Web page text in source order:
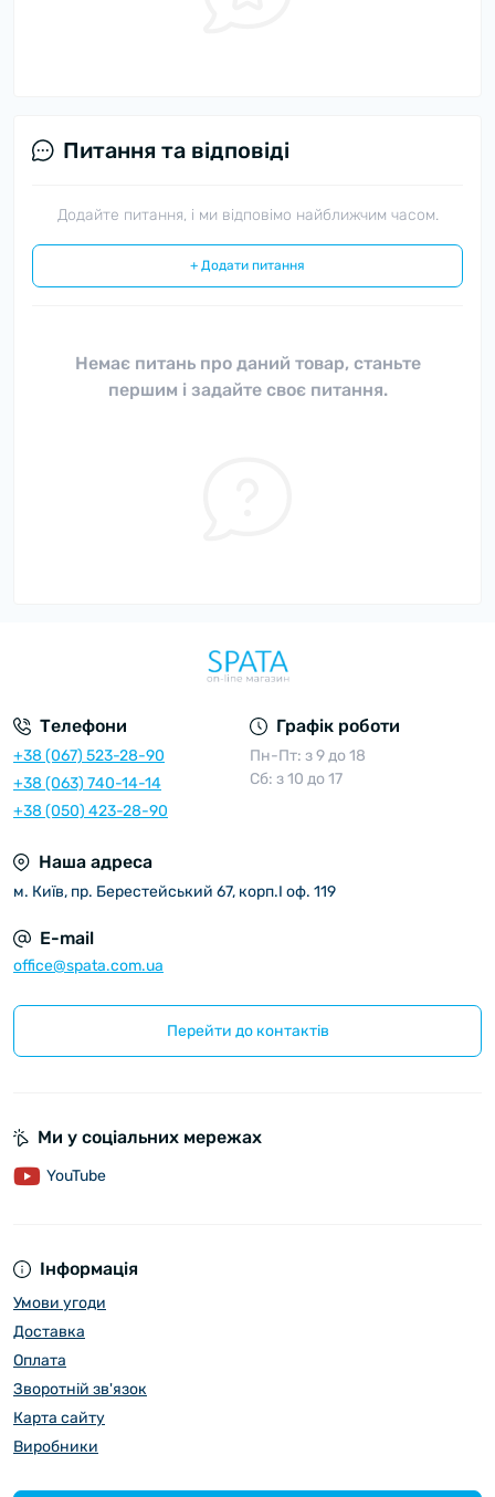
Питання та відповіді
Додайте питання, і ми відповімо найближчим часом.
+ Додати питання
Немає питань про даний товар, станьте
першим і задайте своє питання.
Телефони
+38 (067) 523-28-90
+38 (063) 740-14-14
+38 (050) 423-28-90
Графік роботи
Пн-Пт: з 9 до 18
Сб: з 10 до 17
Наша адреса
м. Київ, пр. Берестейський 67, корп.I оф. 119
E-mail
office@spata.com.ua
Перейти до контактів
Інформація
Умови угоди
Доставка
Оплата
Зворотній зв'язок
Карта сайту
Виробники
Ми у соціальних мережах
YouTube